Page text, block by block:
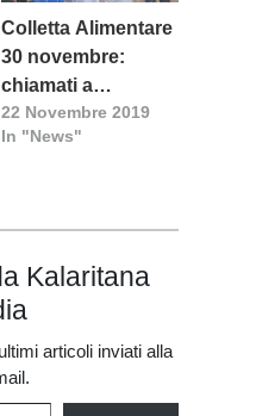
Colletta Alimentare
30 novembre:
chiamati a
collaborare
22 Novembre 2019
In "News"
Kalaritana
articoli inviati alla